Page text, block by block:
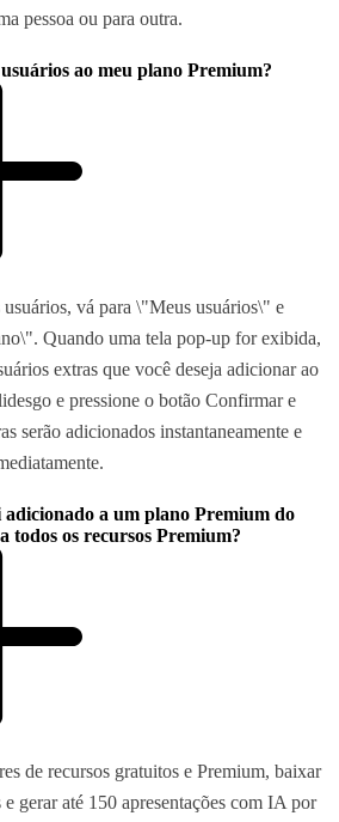
pessoa ou para outra.
ao meu plano Premium?
vá para \"Meus usuários\" e
Quando uma tela pop-up for exibida,
extras que você deseja adicionar ao
e pressione o botão Confirmar e
serão adicionados instantaneamente e
a um plano Premium do
todos os recursos Premium?
de recursos gratuitos e Premium, baixar
gerar até 150 apresentações com IA por